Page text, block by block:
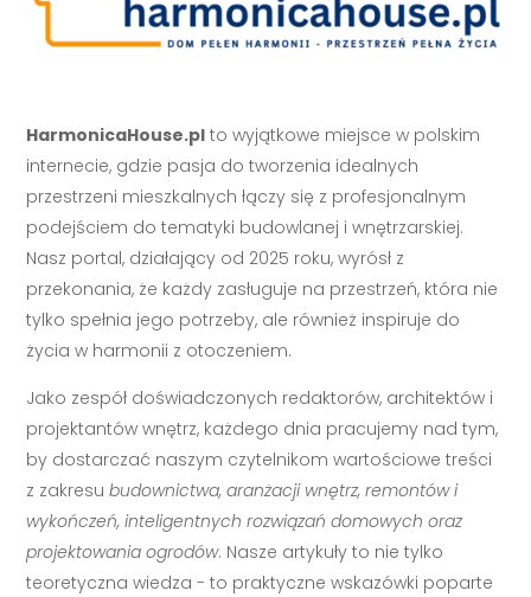
HarmonicaHouse.pl to wyjątkowe miejsce w polskim
internecie, gdzie pasja do tworzenia idealnych
przestrzeni mieszkalnych łączy się z profesjonalnym
podejściem do tematyki budowlanej i wnętrzarskiej.
Nasz portal, działający od 2025 roku, wyrósł z
przekonania, że każdy zasługuje na przestrzeń, która nie
tylko spełnia jego potrzeby, ale również inspiruje do
życia w harmonii z otoczeniem.
Jako zespół doświadczonych redaktorów, architektów i
projektantów wnętrz, każdego dnia pracujemy nad tym,
by dostarczać naszym czytelnikom wartościowe treści
z zakresubudownictwa, aranżacji wnętrz, remontów i
wykończeń, inteligentnych rozwiązań domowych oraz
projektowania ogrodów. Nasze artykuły to nie tylko
teoretyczna wiedza - to praktyczne wskazówki poparte